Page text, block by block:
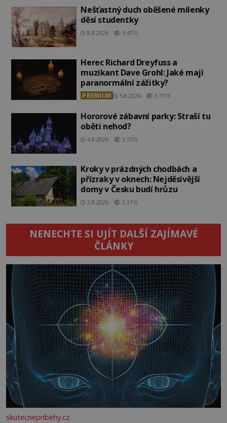
Nešťastný duch oběšené milenky
děsí studentky
8.8.2026 5.4TIS
Herec Richard Dreyfuss a
muzikant Dave Grohl: Jaké mají
paranormální zážitky?
PREMIUM 5.8.2026 3.3TIS
Hororové zábavní parky: Straší tu
oběti nehod?
4.8.2026 3.5TIS
Kroky v prázdných chodbách a
přízraky v oknech: Nejděsivější
domy v Česku budí hrůzu
2.8.2026 3.3TIS
NENECHTE SI UJÍT DALŠÍ ZAJÍMAVÉ
ČLÁNKY
skutecnepribehy.cz